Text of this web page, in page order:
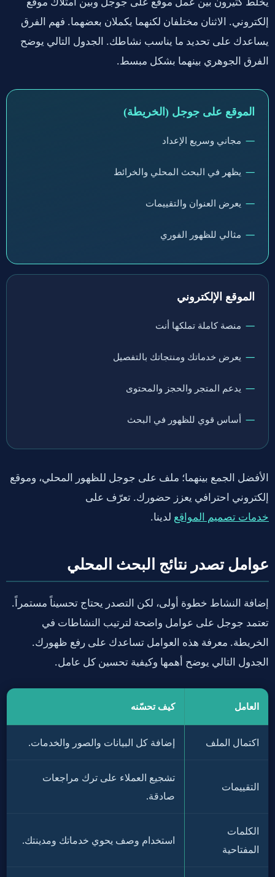
إلكتروني. الاثنان مختلفان لكنهما يكملان بعضهما. فهم الفرق
يساعدك على تحديد ما يناسب نشاطك. الجدول التالي يوضح
الفرق الجوهري بينهما بشكل مبسط.
الموقع على جوجل (الخريطة)
مجاني وسريع الإعداد
يظهر في البحث المحلي والخرائط
يعرض العنوان والتقييمات
مثالي للظهور الفوري
الموقع الإلكتروني
منصة كاملة تملكها أنت
يعرض خدماتك ومنتجاتك بالتفصيل
يدعم المتجر والحجز والمحتوى
أساس قوي للظهور في البحث
الأفضل الجمع بينهما؛ ملف على جوجل للظهور المحلي، وموقع
إلكتروني احترافي يعزز حضورك. تعرّف على
خدمات تصميم المواقع لدينا.
عوامل تصدر نتائج البحث المحلي
إضافة النشاط خطوة أولى، لكن التصدر يحتاج تحسيناً مستمراً.
تعتمد جوجل على عوامل واضحة لترتيب النشاطات في
الخريطة. معرفة هذه العوامل تساعدك على رفع ظهورك.
الجدول التالي يوضح أهمها وكيفية تحسين كل عامل.
العامل كيف تحسّنه
اكتمال الملف إضافة كل البيانات والصور والخدمات.
التقييمات
تشجيع العملاء على ترك مراجعات
صادقة.
الكلمات
المفتاحية
استخدام وصف يحوي خدماتك ومدينتك.